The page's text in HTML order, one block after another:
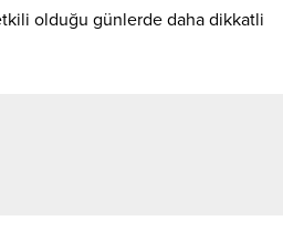
etkili olduğu günlerde daha dikkatli